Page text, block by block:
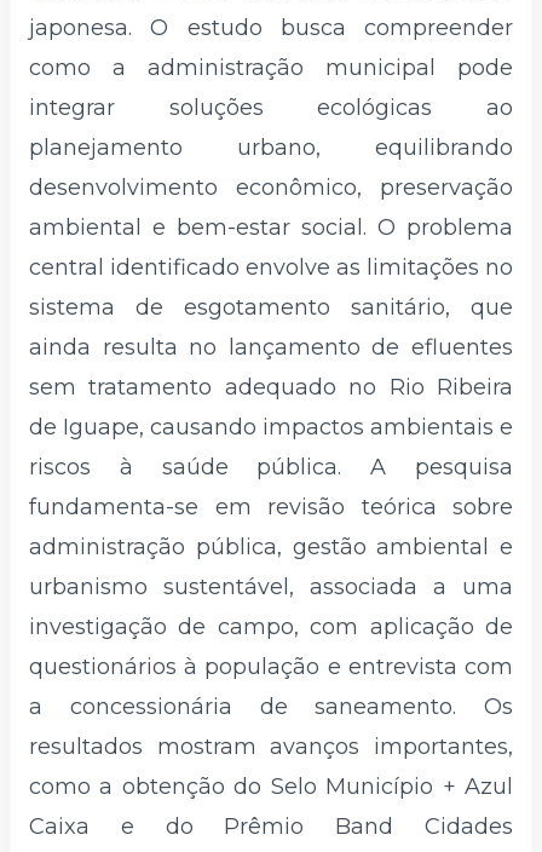
japonesa. O estudo busca compreender
como a administração municipal pode
integrar soluções ecológicas ao
planejamento urbano, equilibrando
desenvolvimento econômico, preservação
ambiental e bem-estar social. O problema
central identificado envolve as limitações no
sistema de esgotamento sanitário, que
ainda resulta no lançamento de efluentes
sem tratamento adequado no Rio Ribeira
de Iguape, causando impactos ambientais e
riscos à saúde pública. A pesquisa
fundamenta-se em revisão teórica sobre
administração pública, gestão ambiental e
urbanismo sustentável, associada a uma
investigação de campo, com aplicação de
questionários à população e entrevista com
a concessionária de saneamento. Os
resultados mostram avanços importantes,
como a obtenção do Selo Município + Azul
Caixa e do Prêmio Band Cidades